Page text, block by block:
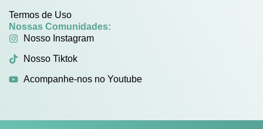
Termos de Uso
Nossas Comunidades:
Nosso Instagram
Nosso Tiktok
Acompanhe-nos no Youtube